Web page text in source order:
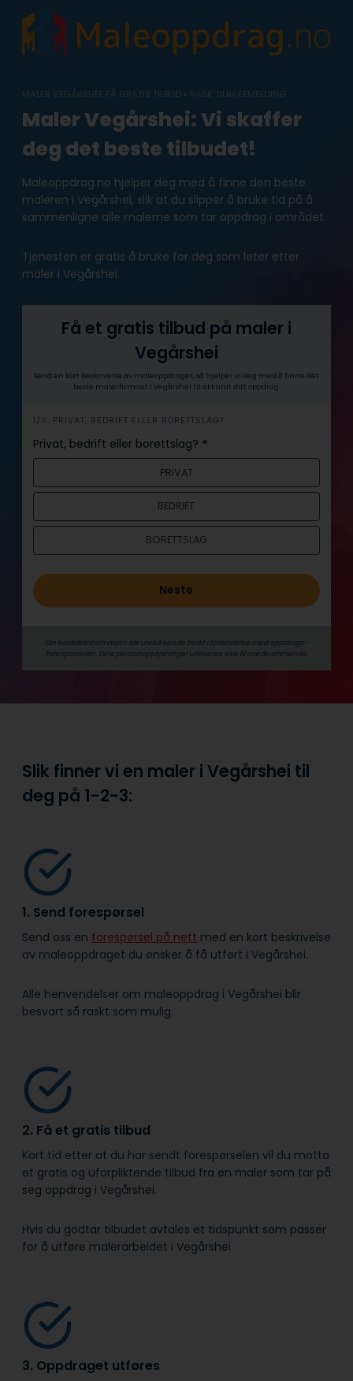
content
MALER VEGÅRSHEI: FÅ GRATIS TILBUD • RASK TILBAKEMELDING
Maler Vegårshei: Vi skaffer
deg det beste tilbudet!
Maleoppdrag.no hjelper deg med å finne den beste
maleren i Vegårshei, slik at du slipper å bruke tid på å
sammenligne alle malerne som tar oppdrag i området.
Tjenesten er gratis å bruke for deg som leter etter
maler i Vegårshei.
Få et gratis tilbud på maler i
Vegårshei
Send en kort beskrivelse av maleoppdraget, så hjelper vi deg med å finne det
beste malerfirmaet i Vegårshei til akkurat ditt oppdrag.
h
e
r
1/3: PRIVAT, BEDRIFT ELLER BORETTSLAG?
Privat, bedrift eller borettslag? *
PRIVAT
BEDRIFT
BORETTSLAG
Neste
Din kontaktinformasjon blir utelukkende brukt i forbindelse med oppdrags­
forespørselen. Dine person­­opplysninger utleveres ikke til uvedkommende.
Slik finner vi en maler i Vegårshei til
deg på 1-2-3:
1. Send forespørsel
Send oss en forespørsel på nett med en kort beskrivelse
av maleoppdraget du ønsker å få utført i Vegårshei.
Alle henvendelser om maleoppdrag i Vegårshei blir
besvart så raskt som mulig.
2. Få et gratis tilbud
Kort tid etter at du har sendt forespørselen vil du motta
et gratis og uforpliktende tilbud fra en maler som tar på
seg oppdrag i Vegårshei.
Hvis du godtar tilbudet avtales et tidspunkt som passer
for å utføre malerarbeidet i Vegårshei.
3. Oppdraget utføres